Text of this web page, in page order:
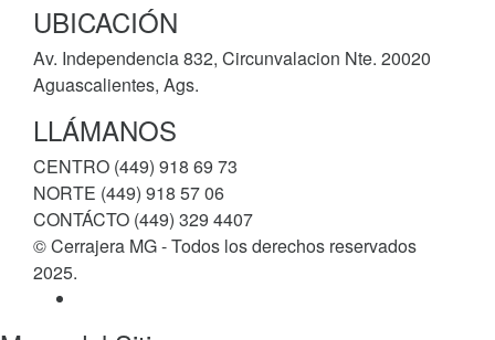
UBICACIÓN
Av. Independencia 832, Circunvalacion Nte. 20020
Aguascalientes, Ags.
LLÁMANOS
CENTRO (449) 918 69 73
NORTE (449) 918 57 06
CONTÁCTO (449) 329 4407
© Cerrajera MG - Todos los derechos reservados
2025.